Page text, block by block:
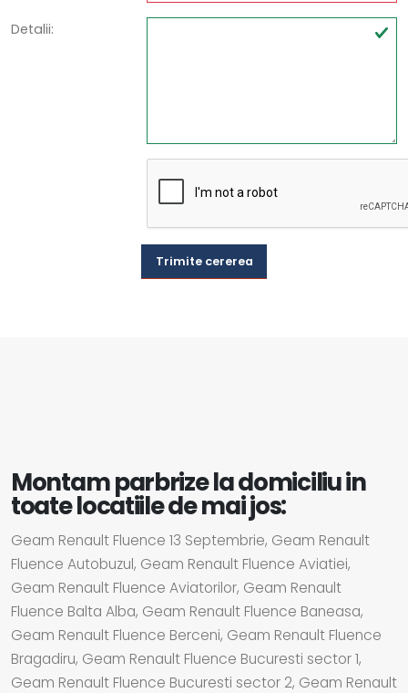
Detalii:
Trimite cererea
Montam parbrize la domiciliu in
toate locatiile de mai jos:
Geam Renault Fluence 13 Septembrie, Geam Renault
Fluence Autobuzul, Geam Renault Fluence Aviatiei,
Geam Renault Fluence Aviatorilor, Geam Renault
Fluence Balta Alba, Geam Renault Fluence Baneasa,
Geam Renault Fluence Berceni, Geam Renault Fluence
Bragadiru, Geam Renault Fluence Bucuresti sector 1,
Geam Renault Fluence Bucuresti sector 2, Geam Renault